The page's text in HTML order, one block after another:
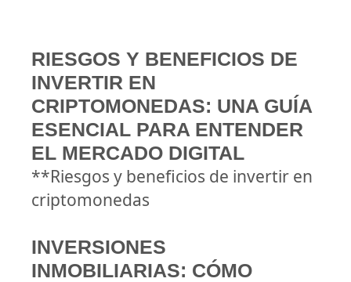
RIESGOS Y BENEFICIOS DE
INVERTIR EN
CRIPTOMONEDAS: UNA GUÍA
ESENCIAL PARA ENTENDER
EL MERCADO DIGITAL
**Riesgos y beneficios de invertir en
criptomonedas
INVERSIONES
INMOBILIARIAS: CÓMO